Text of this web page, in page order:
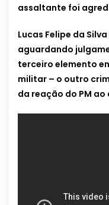
assaltante foi
Lucas Felipe da
aguardando
terceiro elemento
militar – o outro
da reação do PM